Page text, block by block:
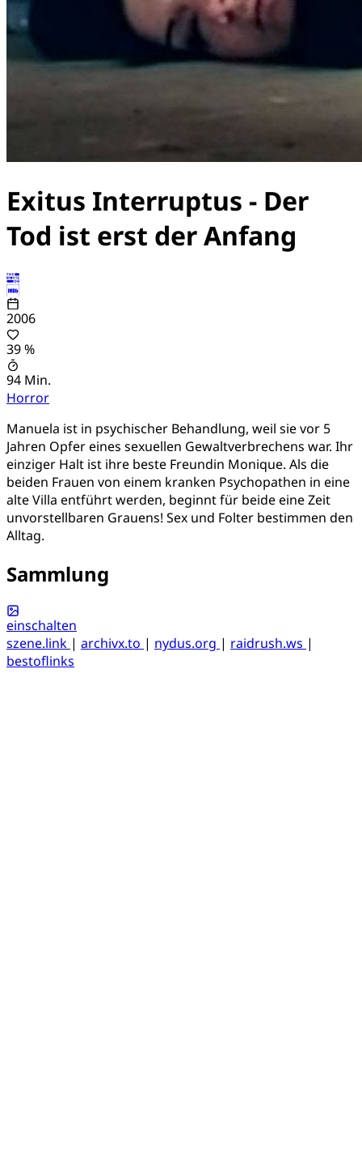
Exitus Interruptus - Der
Tod ist erst der Anfang
2006
39 %
94 Min.
Horror
Manuela ist in psychischer Behandlung, weil sie vor 5
Jahren Opfer eines sexuellen Gewaltverbrechens war. Ihr
einziger Halt ist ihre beste Freundin Monique. Als die
beiden Frauen von einem kranken Psychopathen in eine
alte Villa entführt werden, beginnt für beide eine Zeit
unvorstellbaren Grauens! Sex und Folter bestimmen den
Alltag.
Sammlung
einschalten
szene.link | archivx.to | nydus.org | raidrush.ws |
bestoflinks